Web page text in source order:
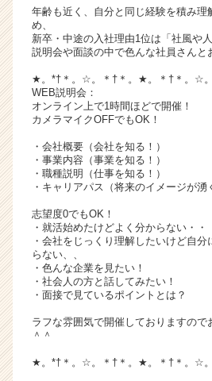
ア
ャ
リ
h
e
e
r
C
a
e
e
年齢も近く、自分と同じ経験を積み理
め、
新卒・中途の入社理由1位は「社風や人
説明会や面談の中で色んな社員さんと
★。*†＊。☆。＊†＊。★。＊†＊。☆
WEB説明会：
オンライン上で1時間ほどで開催！
カメラマイクOFFでもOK！
・会社概要（会社を知る！）
・事業内容（事業を知る！）
・職種説明（仕事を知る！）
・キャリアパス（将来のイメージが湧
志望度0でもOK！
・就活始めたけどよく分からない・・
・会社をじっくり理解したいけど自
らない、、
・色んな企業を見たい！
・社会人の方と話してみたい！
・面接で見ているポイントとは？
ラフな雰囲気で開催しておりますので
＾＾
★。*†＊。☆。＊†＊。★。＊†＊。☆